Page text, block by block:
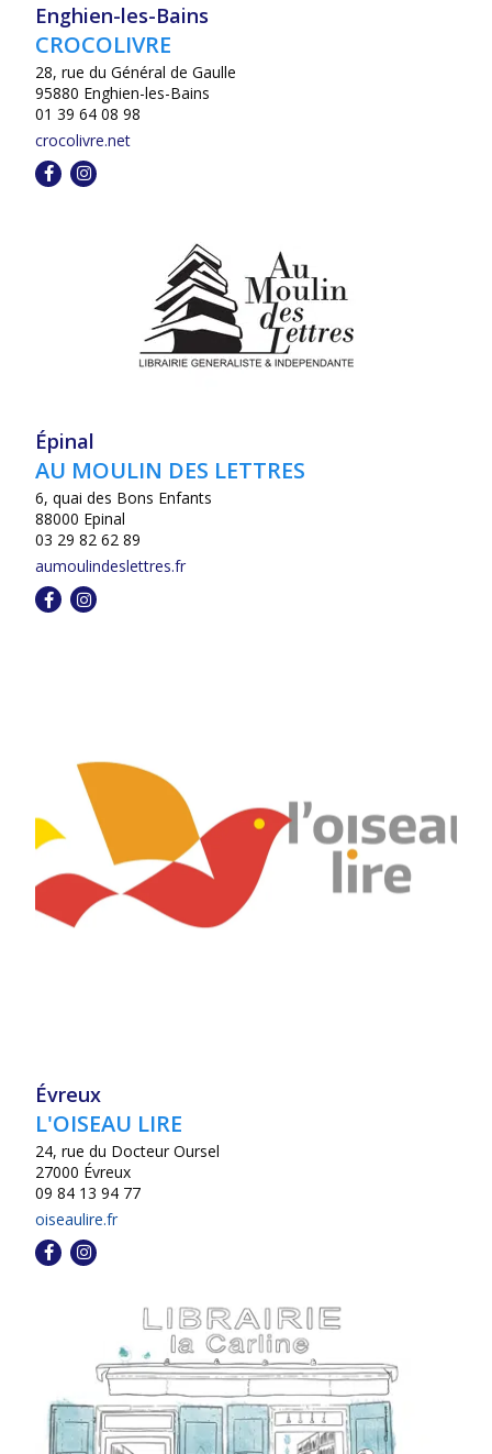
Enghien-les-Bains
CROCOLIVRE
28, rue du Général de Gaulle
95880 Enghien-les-Bains
01 39 64 08 98
crocolivre.net
Épinal
AU MOULIN DES LETTRES
6, quai des Bons Enfants
88000 Epinal
03 29 82 62 89
aumoulindeslettres.fr
Évreux
L'OISEAU LIRE
24, rue du Docteur Oursel
27000 Évreux
09 84 13 94 77
oiseaulire.fr